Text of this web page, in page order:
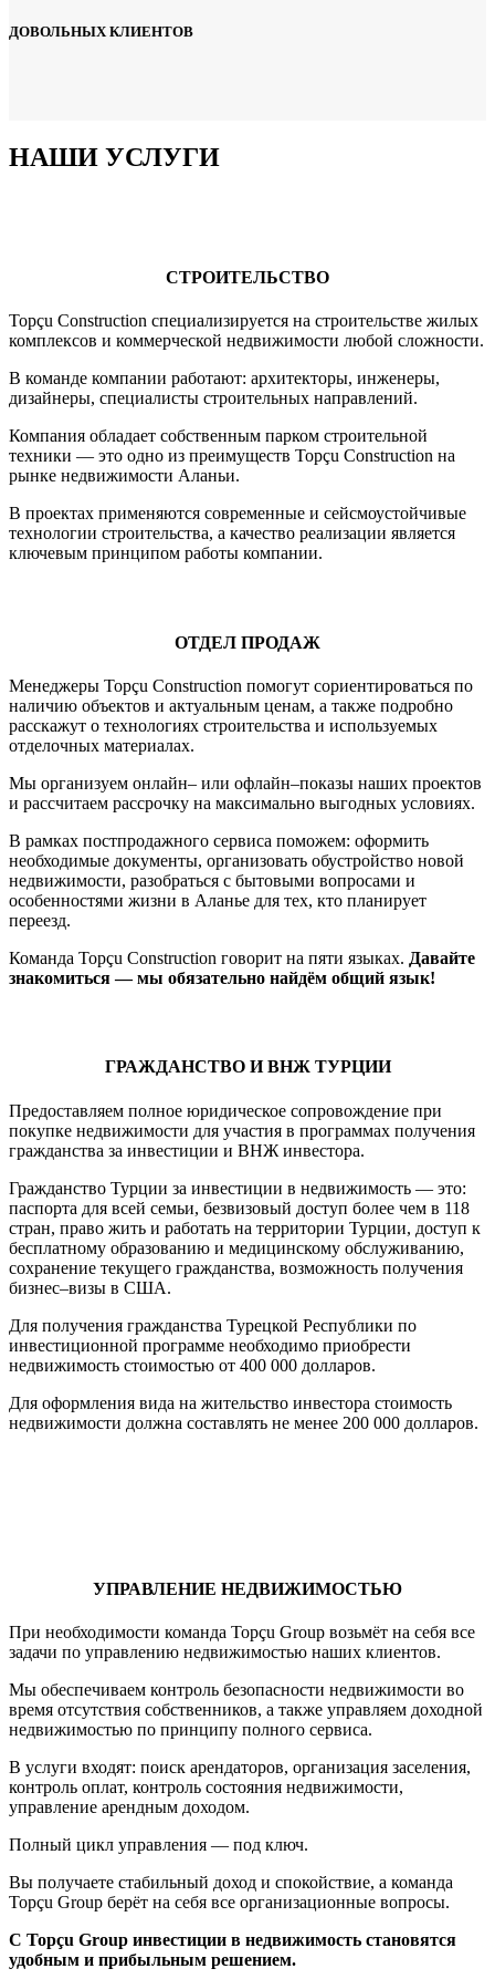
ДОВОЛЬНЫХ КЛИЕНТОВ
НАШИ УСЛУГИ
СТРОИТЕЛЬСТВО
Topçu Construction специализируется на строительстве жилых
комплексов и коммерческой недвижимости любой сложности.
В команде компании работают: архитекторы, инженеры,
дизайнеры, специалисты строительных направлений.
Компания обладает собственным парком строительной
техники — это одно из преимуществ Topçu Construction на
рынке недвижимости Аланьи.
В проектах применяются современные и сейсмоустойчивые
технологии строительства, а качество реализации является
ключевым принципом работы компании.
ОТДЕЛ ПРОДАЖ
Менеджеры Topçu Construction помогут сориентироваться по
наличию объектов и актуальным ценам, а также подробно
расскажут о технологиях строительства и используемых
отделочных материалах.
Мы организуем онлайн– или офлайн–показы наших проектов
и рассчитаем рассрочку на максимально выгодных условиях.
В рамках постпродажного сервиса поможем: оформить
необходимые документы, организовать обустройство новой
недвижимости, разобраться с бытовыми вопросами и
особенностями жизни в Аланье для тех, кто планирует
переезд.
Команда Topçu Construction говорит на пяти языках. Давайте
знакомиться — мы обязательно найдём общий язык!
ГРАЖДАНСТВО И ВНЖ ТУРЦИИ
Предоставляем полное юридическое сопровождение при
покупке недвижимости для участия в программах получения
гражданства за инвестиции и ВНЖ инвестора.
Гражданство Турции за инвестиции в недвижимость — это:
паспорта для всей семьи, безвизовый доступ более чем в 118
стран, право жить и работать на территории Турции, доступ к
бесплатному образованию и медицинскому обслуживанию,
сохранение текущего гражданства, возможность получения
бизнес–визы в США.
Для получения гражданства Турецкой Республики по
инвестиционной программе необходимо приобрести
недвижимость стоимостью от 400 000 долларов.
Для оформления вида на жительство инвестора стоимость
недвижимости должна составлять не менее 200 000 долларов.
УПРАВЛЕНИЕ НЕДВИЖИМОСТЬЮ
При необходимости команда Topçu Group возьмёт на себя все
задачи по управлению недвижимостью наших клиентов.
Мы обеспечиваем контроль безопасности недвижимости во
время отсутствия собственников, а также управляем доходной
недвижимостью по принципу полного сервиса.
В услуги входят: поиск арендаторов, организация заселения,
контроль оплат, контроль состояния недвижимости,
управление арендным доходом.
Полный цикл управления — под ключ.
Вы получаете стабильный доход и спокойствие, а команда
Topçu Group берёт на себя все организационные вопросы.
С Topçu Group инвестиции в недвижимость становятся
удобным и прибыльным решением.